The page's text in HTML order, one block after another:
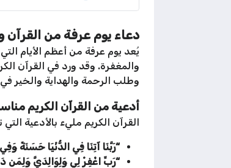
دعاء يوم عرفة من القرآن
يُعد يوم عرفة من أعظم الأيام
والمغفرة. وقد ورد في القرآن
وطلب الرحمة والهداية والخير
أدعية من القرآن الكريم
القرآن الكريم مليء بالأدعية
“رَبَّنَا آتِنَا فِي الدُّنْيَا حَسَنَةً
“رَبِّ اغْفِرْ لِي وَلِوَالِدَيَّ وَلِمَن